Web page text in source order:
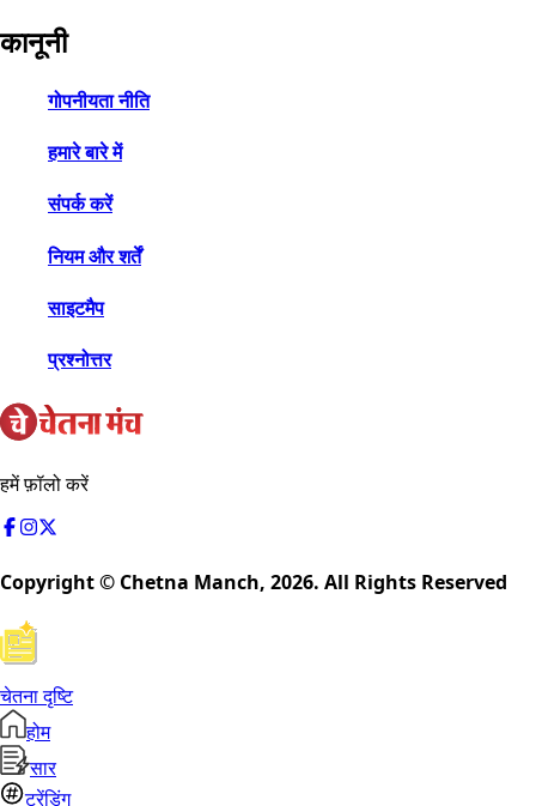
कानूनी
गोपनीयता नीति
हमारे बारे में
संपर्क करें
नियम और शर्तें
साइटमैप
प्रश्नोत्तर
हमें फ़ॉलो करें
Copyright © Chetna Manch, 2026. All Rights Reserved
चेतना दृष्टि
होम
सार
ट्रेंडिंग